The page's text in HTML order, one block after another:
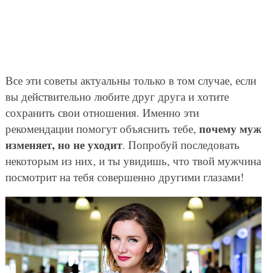
Все эти советы актуальны только в том случае, если
вы действительно любите друг друга и хотите
сохранить свои отношения. Именно эти
рекомендации помогут объяснить тебе, почему муж
изменяет, но не уходит. Попробуй последовать
некоторым из них, и ты увидишь, что твой мужчина
посмотрит на тебя совершенно другими глазами!